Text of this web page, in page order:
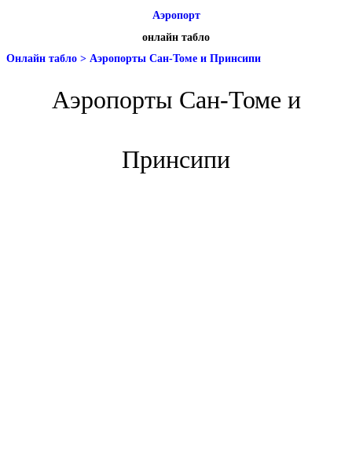
Аэропорт
онлайн табло
Онлайн табло > Аэропорты Сан-Томе и Принсипи
Аэропорты Сан-Томе и
Принсипи